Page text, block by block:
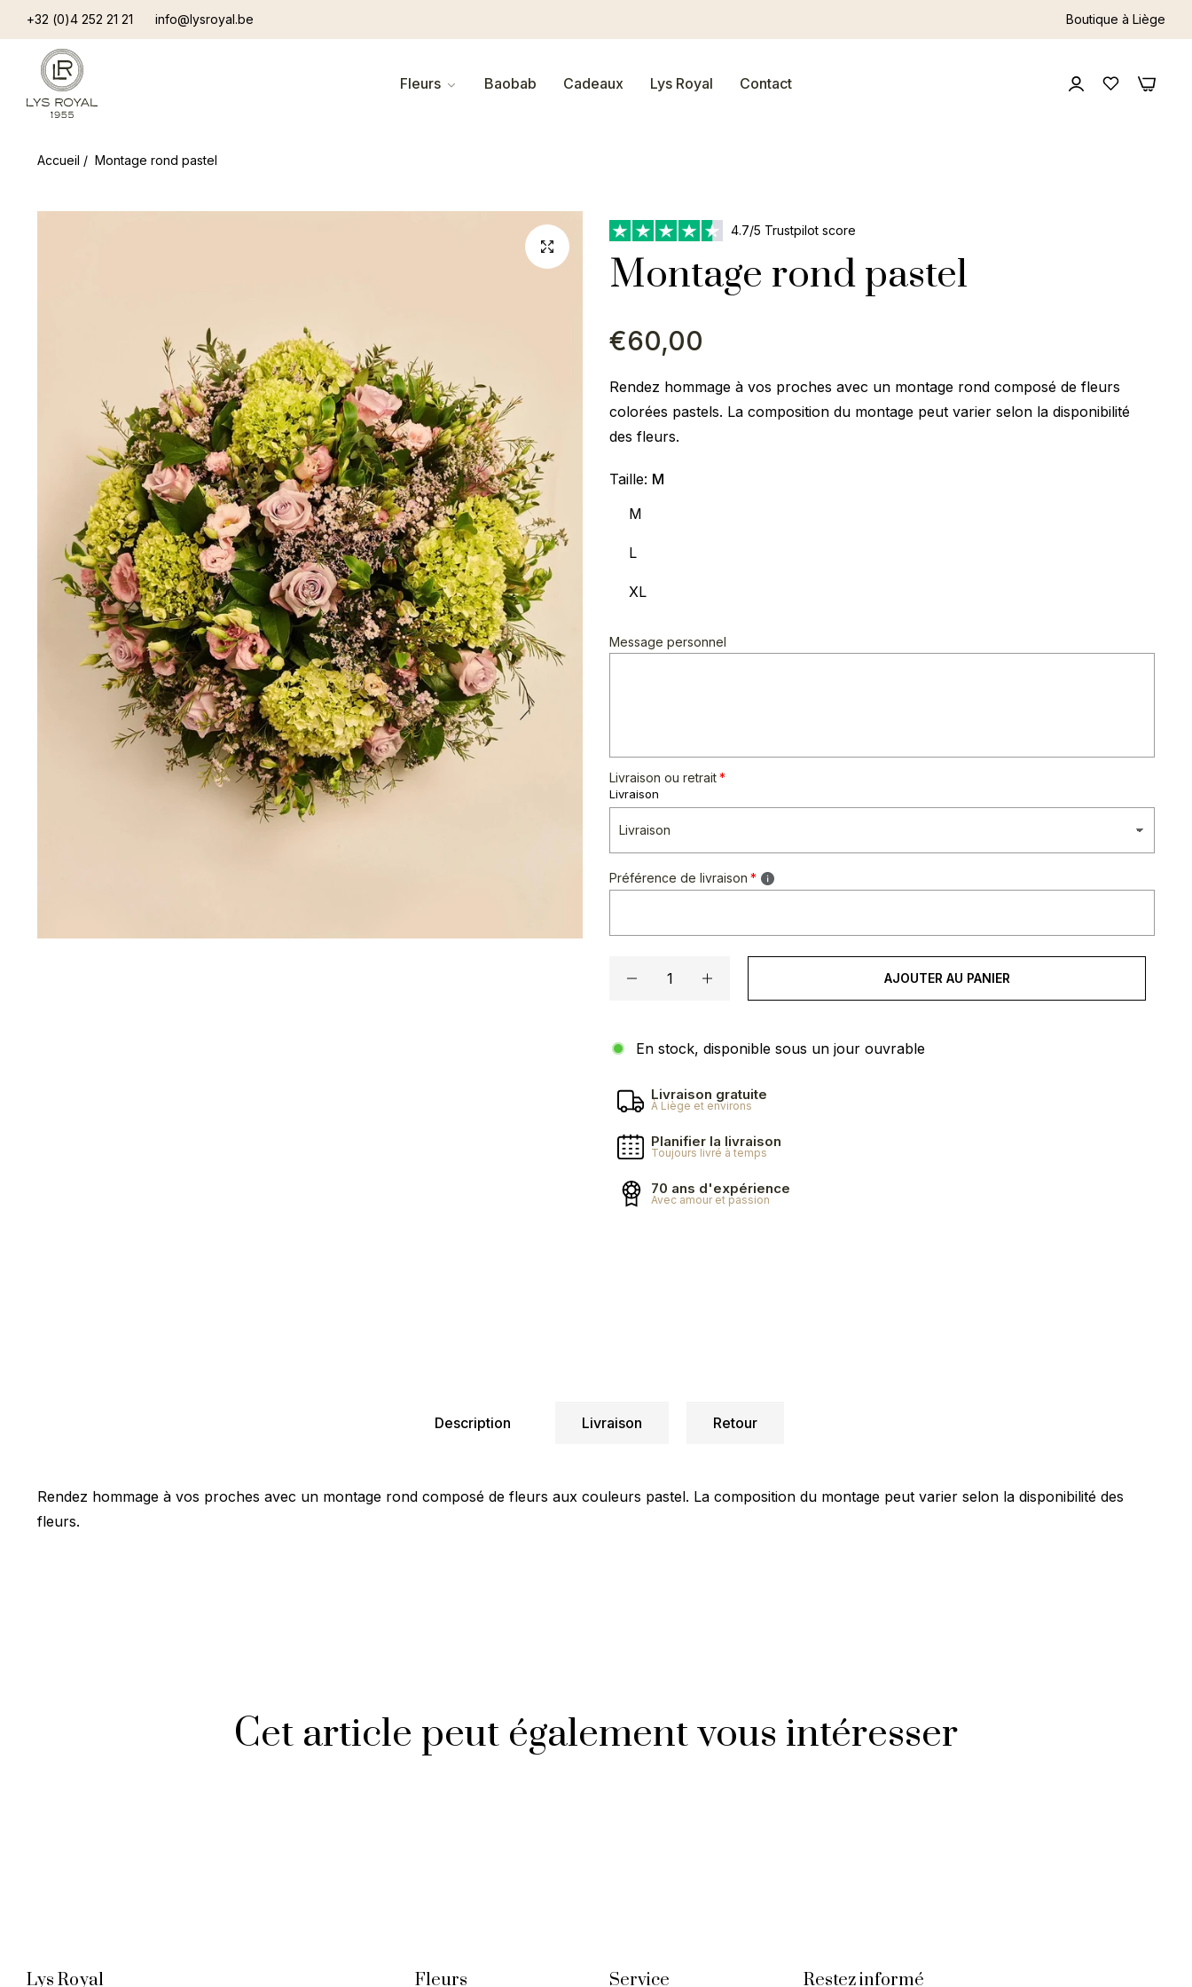
+32 (0)4 252 21 21 info@lysroyal.be Boutique à Liège
Fleurs Baobab Cadeaux Lys Royal Contact 0 0
Accueil / Montage rond pastel
4.7/5 Trustpilot score
Montage rond pastel
Prix
régulier
€60,00
Rendez hommage à vos proches avec un montage rond composé de fleurs
colorées pastels. La composition du montage peut varier selon la disponibilité
des fleurs.
Taille: M
M
L
XL
Message personnel
Livraison ou retrait
Livraison
Préférence de livraison
AJOUTER AU PANIER
En stock, disponible sous un jour ouvrable
Livraison gratuite
À Liège et environs
Planifier la livraison
Toujours livré à temps
70 ans d'expérience
Avec amour et passion
Description Livraison Retour
Rendez hommage à vos proches avec un montage rond composé de fleurs aux couleurs pastel. La composition du montage peut varier selon la disponibilité des
fleurs.
Cet article peut également vous intéresser
Lys Royal Fleurs Service Restez informé